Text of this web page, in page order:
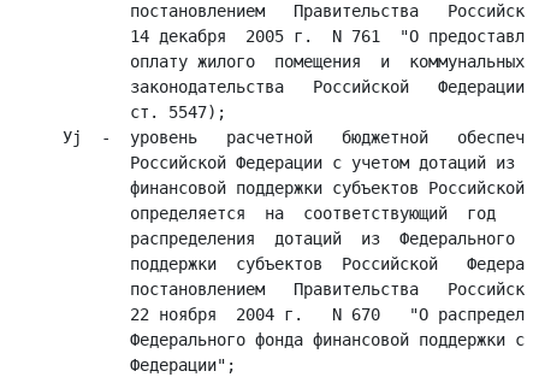
постановлением   Правительства
14 декабря  2005 г.  N 761  "О
оплату жилого  помещения  и  коммунальных
законодательства   Российской
            ст. 5547);
Уj  -  уровень   расчетной   бюджетной
Российской Федерации с учетом дотаций из
финансовой поддержки субъектов Российской
определяется  на  соответствующий  год
распределения  дотаций  из  Федерального
поддержки  субъектов  Российской
постановлением   Правительства
22 ноября  2004 г.   N 670   "О
Федерального фонда финансовой поддержки
            Федерации";